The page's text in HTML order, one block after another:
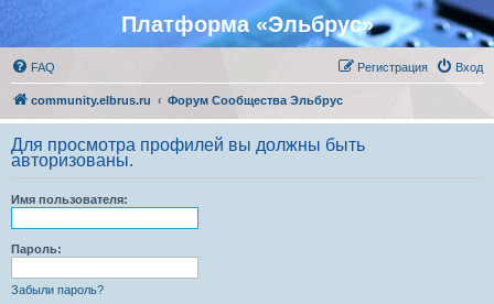
Платформа «Эльбрус»
FAQ Вход
Регистрация
community.elbrus.ru Форум Сообщества Эльбрус
Для просмотра профилей вы должны быть
авторизованы.
Имя пользователя:
Пароль:
Забыли пароль?